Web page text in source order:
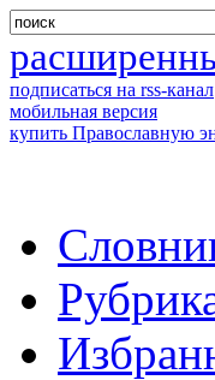
подписаться на rss-канал
мобильная версия
купить Православную